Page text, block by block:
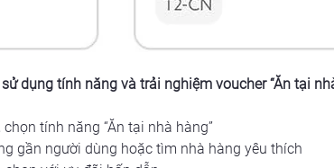
dụng tính năng và trải nghiệm voucher “Ăn tại
tính năng “Ăn tại nhà hàng”
gần người dùng hoặc tìm nhà hàng yêu thích